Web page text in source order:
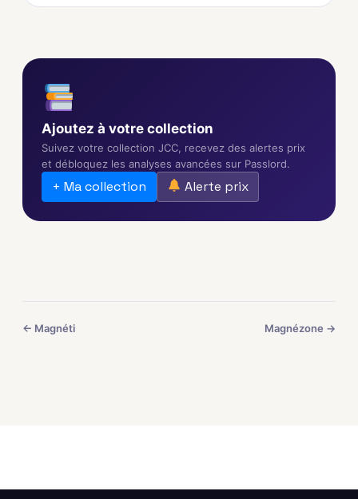
Ajoutez à votre collection
Suivez votre collection JCC, recevez des alertes prix
et débloquez les analyses avancées sur Passlord.
+ Ma collection Alerte prix
← Magnéti Magnézone →